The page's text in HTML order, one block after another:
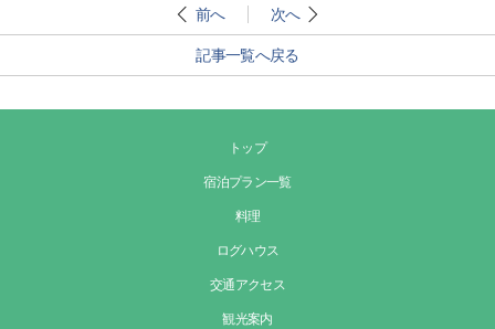
前へ 次へ
記事一覧へ戻る
トップ
宿泊プラン一覧
料理
ログハウス
交通アクセス
観光案内